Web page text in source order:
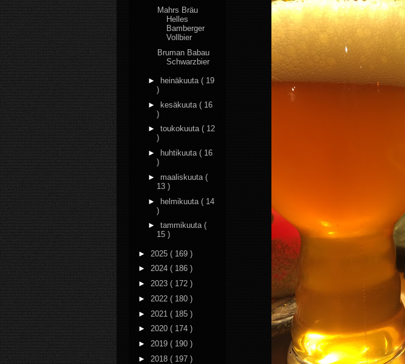
Mahrs Bräu
Helles
Bamberger
Vollbier
Bruman Babau
Schwarzbier
► heinäkuuta ( 19
)
► kesäkuuta ( 16
)
► toukokuuta ( 12
)
►
huhtikuuta ( 16
)
► maaliskuuta (
13 )
► helmikuuta ( 14
)
► tammikuuta (
15 )
► 2025 ( 169 )
► 2024 ( 186 )
► 2023 ( 172 )
► 2022 ( 180 )
► 2021 ( 185 )
► 2020 ( 174 )
► 2019 ( 190 )
► 2018 ( 197 )